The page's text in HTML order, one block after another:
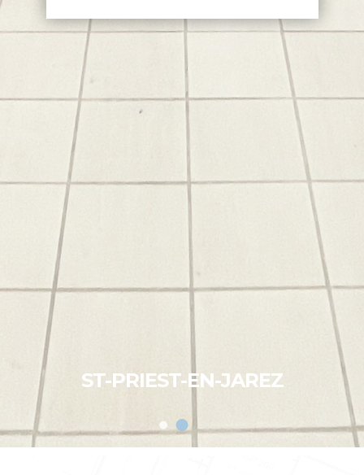
ST-PRIEST-EN-JAREZ